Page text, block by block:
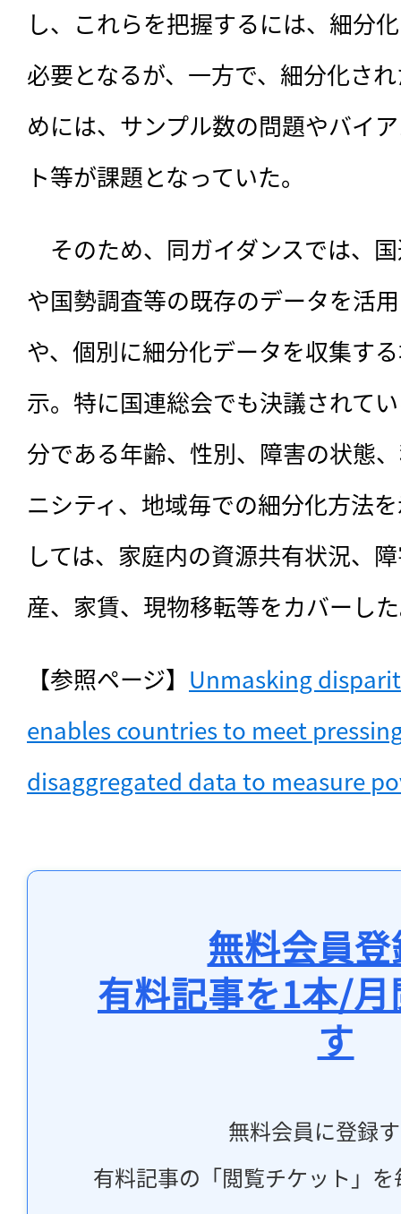
し、これらを把握するには、細分
必要となるが、一方で、細分化さ
めには、サンプル数の問題やバイ
ト等が課題となっていた。
そのため、同ガイダンスでは、
や国勢調査等の既存のデータを活
や、個別に細分化データを収集す
示。特に国連総会でも決議されて
分である年齢、性別、障害の状態
ニシティ、地域毎での細分化方法
しては、家庭内の資源共有状況、
産、家賃、現物移転等をカバーし
【参照ページ】 Unmasking
enables countries to meet
disaggregated data to measure
無料会員
有料記事を1本/
す
無料会員に登録
有料記事の「閲覧チケット」